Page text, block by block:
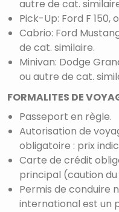
autre de cat.
Pick-Up: Ford F 150,
Cabrio: Ford
de cat. similaire.
Minivan: Dodge
ou autre de cat.
FORMALITES DE
Passeport en règle.
Autorisation de
obligatoire : prix
Carte de crédit
principal (caution
Permis de conduire
international est un